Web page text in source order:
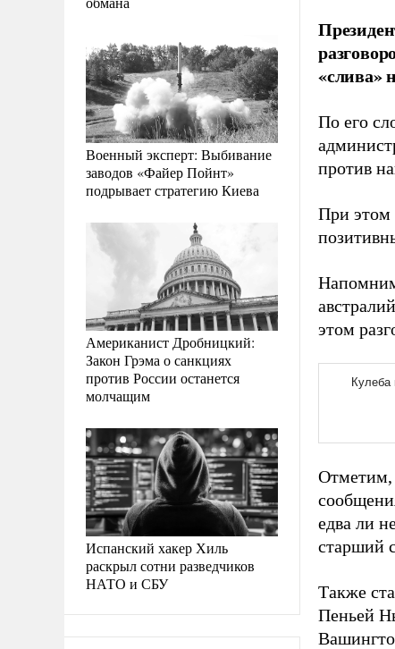
Военный эксперт: Выбивание
заводов «Файер Пойнт»
подрывает стратегию Киева
Американист Дробницкий:
Закон Грэма о санкциях
против России останется
молчащим
Испанский хакер Хиль
раскрыл сотни разведчиков
НАТО и СБУ
«слива»
По его
против
При этом
этом
Отметим,
едва ли
старший
Также
Пеньей